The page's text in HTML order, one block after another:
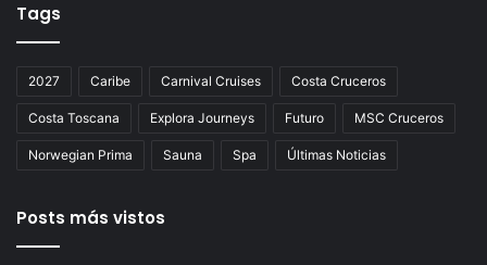
Tags
2027 Caribe Carnival Cruises Costa Cruceros
Costa Toscana Explora Journeys Futuro MSC Cruceros
Norwegian Prima Sauna Spa Últimas Noticias
Posts más vistos